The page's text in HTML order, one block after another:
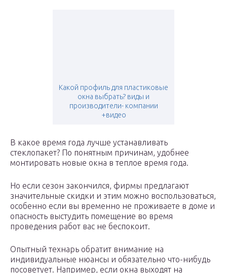
Какой профиль для пластиковые
окна выбрать? виды и
производители- компании
+видео
В какое время года лучше устанавливать
стеклопакет? По понятным причинам, удобнее
монтировать новые окна в теплое время года.
Но если сезон закончился, фирмы предлагают
значительные скидки и этим можно воспользоваться,
особенно если вы временно не проживаете в доме и
опасность выстудить помещение во время
проведения работ вас не беспокоит.
Опытный технарь обратит внимание на
индивидуальные нюансы и обязательно что-нибудь
посоветует. Например, если окна выходят на